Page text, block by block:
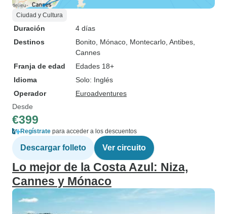
Ciudad y Cultura
Duración
4 días
Destinos
Bonito , Mónaco , Montecarlo , Antibes
Cannes
Franja de edad
Edades 18+
Idioma
Solo: Inglés
Operador
Euroadventures
Desde
€399
Regístrate para acceder a los descuentos
Descargar folleto Ver circuito
Lo mejor de la Costa Azul: Niza,
Cannes y Mónaco